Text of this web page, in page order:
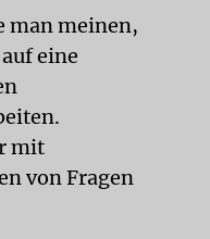
man meinen,
eine
mit
von Fragen